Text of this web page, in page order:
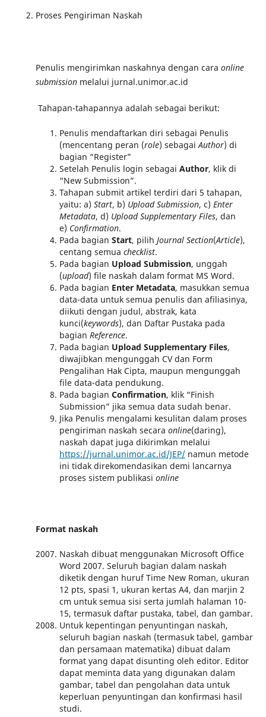
Proses Pengiriman Naskah
Penulis mengirimkan naskahnya dengan cara online
submissionmelalui jurnal.unimor.ac.id
Tahapan-tahapannya adalah sebagai berikut:
Penulis mendaftarkan diri sebagai Penulis
(mencentang peran (role) sebagaiAuthor) di
bagian “Register”
Setelah Penulis login sebagai Author, klik di
“New Submission”.
Tahapan submit artikel terdiri dari 5 tahapan,
yaitu: a) Start, b) Upload Submission, c) Enter
Metadata, d) Upload Supplementary Files, dan
e) Confirmation.
Pada bagian Start, pilih Journal Section(Article),
centang semua checklist.
Pada bagian Upload Submission, unggah
(upload) file naskah dalam format MS Word.
Pada bagian Enter Metadata, masukkan semua
data-data untuk semua penulis dan afiliasinya,
diikuti dengan judul, abstrak, kata
kunci(keywords), dan Daftar Pustaka pada
bagian Reference.
Pada bagian Upload Supplementary Files,
diwajibkan mengunggah CV dan Form
Pengalihan Hak Cipta, maupun mengunggah
file data-data pendukung.
Pada bagian Confirmation, klik “Finish
Submission” jika semua data sudah benar.
Jika Penulis mengalami kesulitan dalam proses
pengiriman naskah secara online(daring),
naskah dapat juga dikirimkan melalui
https://jurnal.unimor.ac.id/JEP/namun metode
ini tidak direkomendasikan demi lancarnya
proses sistem publikasi online
Format naskah
Naskah dibuat menggunakan Microsoft Office
Word 2007. Seluruh bagian dalam naskah
diketik dengan huruf Time New Roman, ukuran
12 pts, spasi 1, ukuran kertas A4, dan marjin 2
cm untuk semua sisi serta jumlah halaman 10-
15, termasuk daftar pustaka, tabel, dan gambar.
Untuk kepentingan penyuntingan naskah,
seluruh bagian naskah (termasuk tabel, gambar
dan persamaan matematika) dibuat dalam
format yang dapat disunting oleh editor. Editor
dapat meminta data yang digunakan dalam
gambar, tabel dan pengolahan data untuk
keperluan penyuntingan dan konfirmasi hasil
studi.